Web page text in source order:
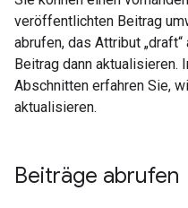
veröffentlichten Beitrag
abrufen, das Attribut
Beitrag dann aktualisieren.
Abschnitten erfahren Sie,
aktualisieren.
Beiträge abrufen